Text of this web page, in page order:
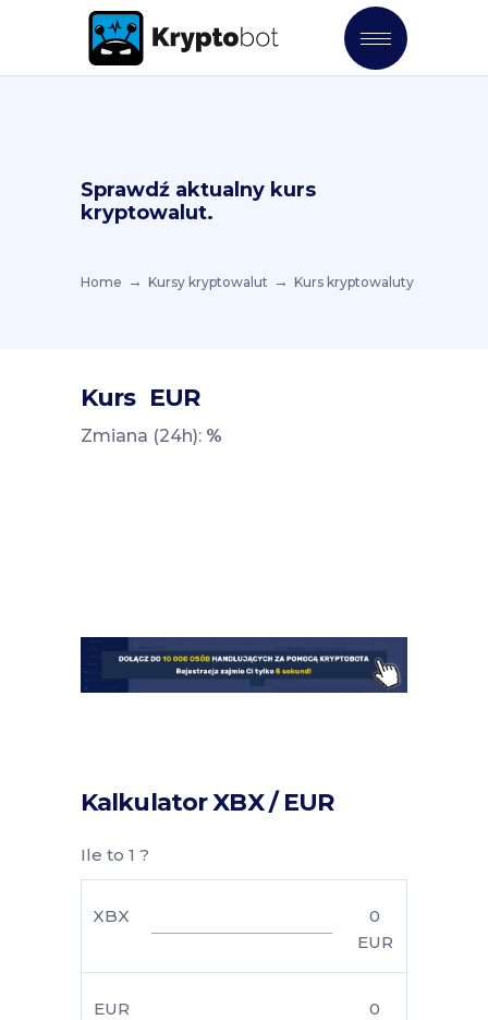
Sprawdź aktualny kurs
kryptowalut.
Home Kursy kryptowalut Kurs kryptowaluty
Kurs EUR
Zmiana (24h): %
Kalkulator XBX / EUR
Ile to 1 ?
XBX
0
EUR
EUR
0